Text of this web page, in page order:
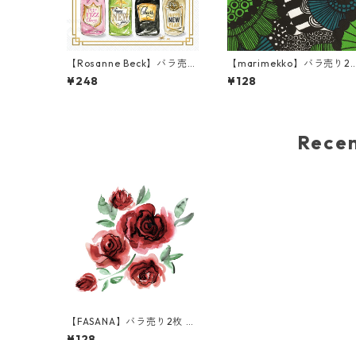
【Rosanne Beck】バラ売り
2枚 カクテルサイズ ペーパ
ーナプキン New Years Bott
¥248
【marimekko】バラ売り2
枚 ランチサイズ ペーパーナ
プキン
¥128
【FASANA】バラ売り2枚 ラ
ンチサイズ ペーパーナプキ